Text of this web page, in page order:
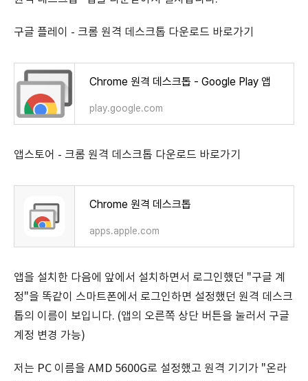
구글 플레이 - 크롬 원격 데스크톱 다운로드 바로가기
Chrome 원격 데스크톱 - Google Play 앱
play.google.com
앱스토어 - 크롬 원격 데스크톱 다운로드 바로가기
‎Chrome 원격 데스크톱
apps.apple.com
앱을 설치한 다음에 앞에서 설치하면서 로그인했던 "구글 계
정"을 똑같이 스마트폰에서 로그인하면 설정했던 원격 데스크
톱의 이름이 보입니다. (앱의 오른쪽 상단 버튼을 눌러서 구글
계정 변경 가능)
저는 PC 이름을 AMD 5600G로 설정했고 원격 기기가 "온라